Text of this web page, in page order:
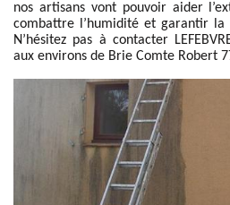
nos artisans vont pouvoir aider
combattre l’humidité et garantir la
N’hésitez pas à contacter
aux environs de Brie Comte Robert